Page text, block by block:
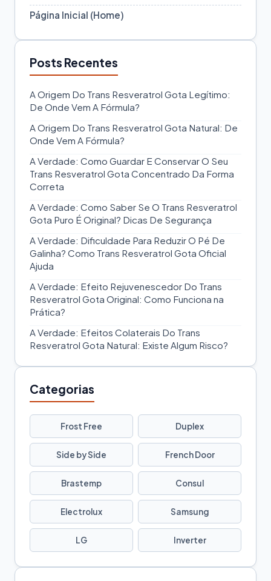
Página Inicial (Home)
Posts Recentes
A Origem Do Trans Resveratrol Gota Legítimo:
De Onde Vem A Fórmula?
A Origem Do Trans Resveratrol Gota Natural: De
Onde Vem A Fórmula?
A Verdade: Como Guardar E Conservar O Seu
Trans Resveratrol Gota Concentrado Da Forma
Correta
A Verdade: Como Saber Se O Trans Resveratrol
Gota Puro É Original? Dicas De Segurança
A Verdade: Dificuldade Para Reduzir O Pé De
Galinha? Como Trans Resveratrol Gota Oficial
Ajuda
A Verdade: Efeito Rejuvenescedor Do Trans
Resveratrol Gota Original: Como Funciona na
Prática?
A Verdade: Efeitos Colaterais Do Trans
Resveratrol Gota Natural: Existe Algum Risco?
Categorias
Frost Free Duplex
Side by Side French Door
Brastemp Consul
Electrolux Samsung
LG Inverter